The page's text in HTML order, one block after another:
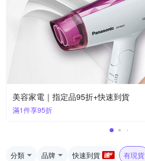
美容家電｜指定品95折+快速到貨
滿1件享95折
分類 品牌 快速到貨 有現貨